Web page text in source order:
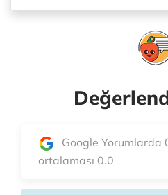
Google Yorumlarda
ortalaması 0.0